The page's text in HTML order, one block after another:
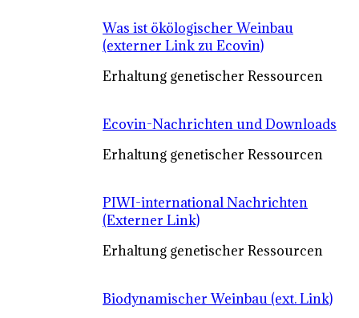
Was ist ökölogischer Weinbau
(externer Link zu Ecovin)
Erhaltung genetischer Ressourcen
Ecovin-Nachrichten und Downloads
Erhaltung genetischer Ressourcen
PIWI-international Nachrichten
(Externer Link)
Erhaltung genetischer Ressourcen
Biodynamischer Weinbau (ext. Link)